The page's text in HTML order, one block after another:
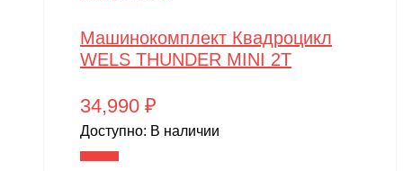
Машинокомплект Квадроцикл
WELS THUNDER MINI 2T
34,990 ₽
Доступно: В наличии